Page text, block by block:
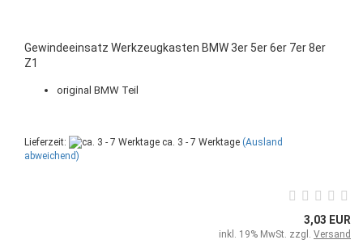
Gewindeeinsatz Werkzeugkasten BMW 3er 5er 6er 7er 8er
Z1
original BMW Teil
Lieferzeit: ca. 3 - 7 Werktage (Ausland
abweichend)
3,03 EUR
inkl. 19% MwSt. zzgl. Versand